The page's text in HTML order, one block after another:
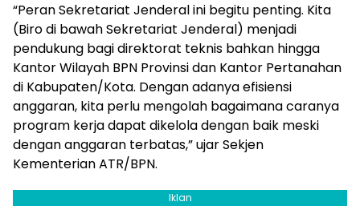
“Peran Sekretariat Jenderal ini begitu penting. Kita
(Biro di bawah Sekretariat Jenderal) menjadi
pendukung bagi direktorat teknis bahkan hingga
Kantor Wilayah BPN Provinsi dan Kantor Pertanahan
di Kabupaten/Kota. Dengan adanya efisiensi
anggaran, kita perlu mengolah bagaimana caranya
program kerja dapat dikelola dengan baik meski
dengan anggaran terbatas,” ujar Sekjen
Kementerian ATR/BPN.
Iklan